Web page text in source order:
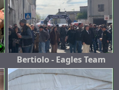
Bertiolo - Eagles Team